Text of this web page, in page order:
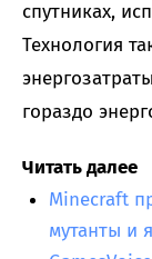
спутниках,
Технология
гораздо
Читать далее
Minecraft
мутанты и